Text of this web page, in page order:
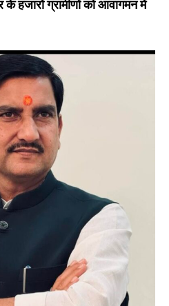
हजारों ग्रामीणों को आवागमन में